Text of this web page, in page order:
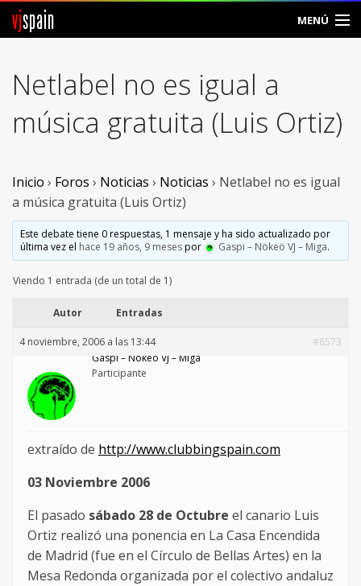
vjspain MENÚ
Foros
Noticias
Vjspain
Ayuda
Contacto
Entrar
Netlabel no es igual a
música gratuita (Luis Ortiz)
Inicio › Foros › Noticias › Noticias › Netlabel no es igual
a música gratuita (Luis Ortiz)
Este debate tiene 0 respuestas, 1 mensaje y ha sido actualizado por
última vez el hace 19 años, 9 mesespor Gaspi – Nökeö VJ – Miga.
Viendo 1 entrada (de un total de 1)
Autor Entradas
4 noviembre, 2006 a las 13:44
#8573
Gaspi – Nökeö VJ – Miga
Participante
extraído de http://www.clubbingspain.com
03 Noviembre 2006
El pasado sábado 28 de Octubre el canario Luis
Ortiz realizó una ponencia en La Casa Encendida
de Madrid (fue en el Círculo de Bellas Artes) en la
Mesa Redonda organizada por el colectivo andaluz